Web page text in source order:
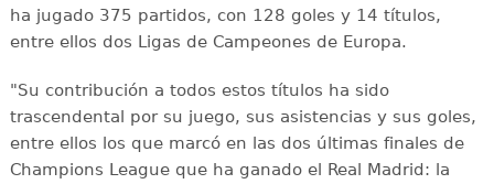
ha jugado 375 partidos, con 128 goles y 14 títulos,
entre ellos dos Ligas de Campeones de Europa.
"Su contribución a todos estos títulos ha sido
trascendental por su juego, sus asistencias y sus goles,
entre ellos los que marcó en las dos últimas finales de
Champions League que ha ganado el Real Madrid: la